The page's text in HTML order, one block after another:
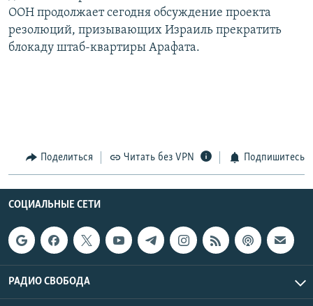
ООН продолжает сегодня обсуждение проекта
резолюций, призывающих Израиль прекратить
блокаду штаб-квартиры Арафата.
Поделиться Читать без VPN Подпишитесь
СОЦИАЛЬНЫЕ СЕТИ
РАДИО СВОБОДА